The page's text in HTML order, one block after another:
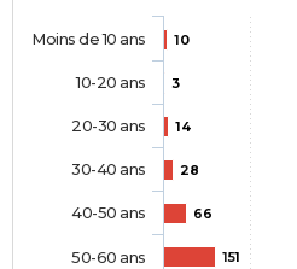
10
3
14
28
66
151
Moins de 10 ans
10-20 ans
20-30 ans
30-40 ans
40-50 ans
50-60 ans